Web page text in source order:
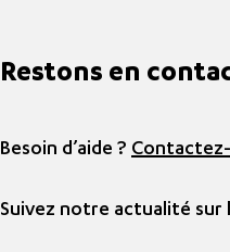
Restons en
Besoin d’aide ?
Suivez notre actualité sur